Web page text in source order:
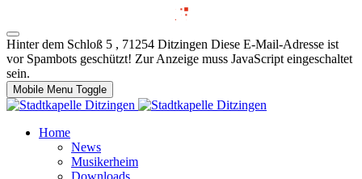
Hinter dem Schloß 5 , 71254 Ditzingen Diese E-Mail-Adresse ist
vor Spambots geschützt! Zur Anzeige muss JavaScript eingeschaltet
sein.
Mobile Menu Toggle
Home
News
Musikerheim
Downloads